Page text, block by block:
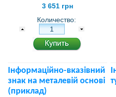
3 651 грн
Количество:
Інформаційно-вказівний
знак на металевій основі
(приклад)